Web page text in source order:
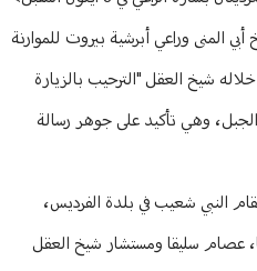
المنى وراعي أبرشية بيروت للموارنة
شيخ العقل "الترحيب بالزيارة
وهي تأكيد على جوهر رسالة
النبي شعيب في بلدة الفرديس،
عصام سليقا ومستشار شيخ العقل